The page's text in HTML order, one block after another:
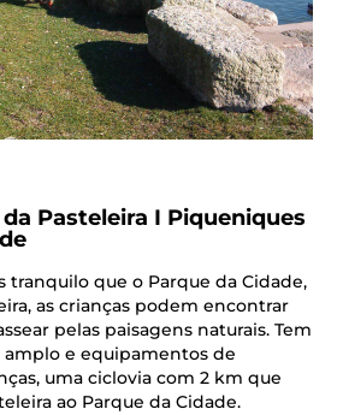
Pasteleira I Piqueniques
tranquilo que o Parque da Cidade,
as crianças podem encontrar
pelas paisagens naturais. Tem
e equipamentos de
uma ciclovia com 2 km que
ao Parque da Cidade.